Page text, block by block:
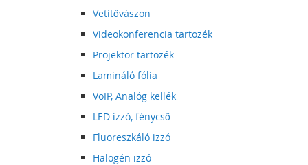
Vetítővászon
Videokonferencia tartozék
Projektor tartozék
Lamináló fólia
VoIP, Analóg kellék
LED izzó, fénycső
Fluoreszkáló izzó
Halogén izzó